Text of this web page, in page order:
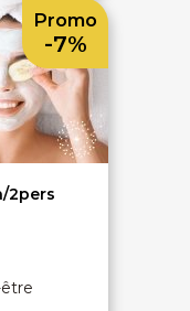
2pers
Promo
-7%